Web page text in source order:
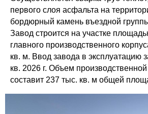
первого слоя асфальта на
бордюрный камень въездной
Завод строится на участке
главного производственного
кв. м. Ввод завода в эксплуатацию
кв. 2026 г. Объем
составит 237 тыс. кв. м общей